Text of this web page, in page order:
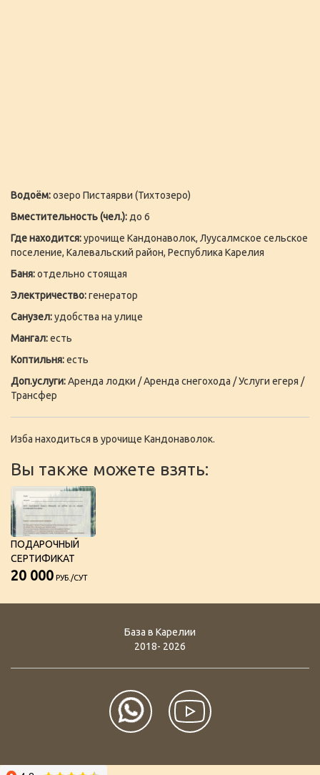
Водоём:озеро Пистаярви (Тихтозеро)
Вместительность (чел.): до 6
Где находится:урочище Кандонаволок, Луусалмское сельское
поселение, Калевальский район, Республика Карелия
Баня:отдельно стоящая
Электричество:генератор
Санузел:удобства на улице
Мангал:есть
Коптильня:есть
Доп.услуги:Аренда лодки / Аренда снегохода / Услуги егеря /
Трансфер
Изба находиться в урочище Кандонаволок.
Вы также можете взять:
ПОДАРОЧНЫЙ
СЕРТИФИКАТ
20 000 РУБ./СУТ
База в Карелии
2018- 2026